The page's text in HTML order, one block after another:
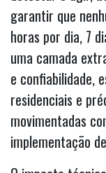
garantir que
horas por dia, 7
uma camada
e confiabilidade,
residenciais e
movimentadas
implementação